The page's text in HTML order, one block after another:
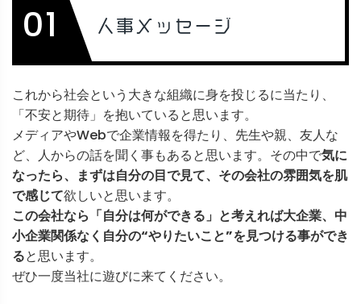
01 人事メッセージ
これから社会という大きな組織に身を投じるに当たり、
「不安と期待」を抱いていると思います。
メディアやWebで企業情報を得たり、先生や親、友人な
ど、人からの話を聞く事もあると思います。その中で気に
なったら、まずは自分の目で見て、その会社の雰囲気を肌
で感じて欲しいと思います。
この会社なら「自分は何ができる」と考えれば大企業、中
小企業関係なく自分の“やりたいこと”を見つける事ができ
ると思います。
ぜひ一度当社に遊びに来てください。